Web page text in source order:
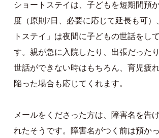
ショートステイは、子どもを短期間預
度（原則7日、必要に応じて延長も可）
トステイ」は夜間に子どもの世話をし
す。親が急に入院したり、出張だった
世話ができない時はもちろん、育児疲
陥った場合も応じてくれます。
メールをくださった方は、障害名を告
れたそうです。障害名がつく前は預か